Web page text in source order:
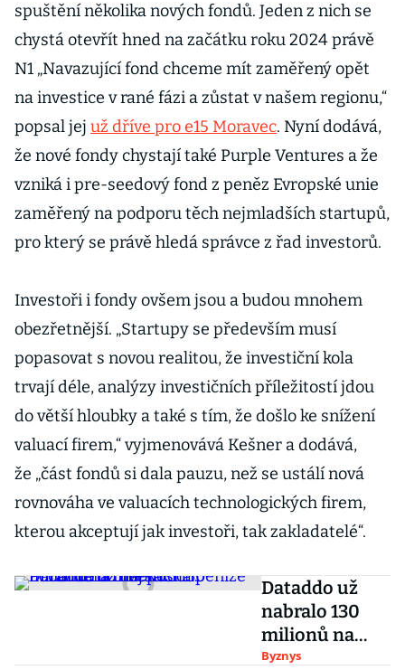
spuštění několika nových fondů. Jeden z nich se
chystá otevřít hned na začátku roku 2024 právě
N1 „Navazující fond chceme mít zaměřený opět
na investice v rané fázi a zůstat v našem regionu,“
popsal jej už dříve pro e15 Moravec. Nyní dodává,
že nové fondy chystají také Purple Ventures a že
vzniká i pre-seedový fond z peněz Evropské unie
zaměřený na podporu těch nejmladších startupů,
pro který se právě hledá správce z řad investorů.
Investoři i fondy ovšem jsou a budou mnohem
obezřetnější. „Startupy se především musí
popasovat s novou realitou, že investiční kola
trvají déle, analýzy investičních příležitostí jdou
do větší hloubky a také s tím, že došlo ke snížení
valuací firem,“ vyjmenovává Kešner a dodává,
že „část fondů si dala pauzu, než se ustálí nová
rovnováha ve valuacích technologických firem,
kterou akceptují jak investoři, tak zakladatelé“.
Dataddo už
nabralo 130
milionů na
investicích.
Byznys